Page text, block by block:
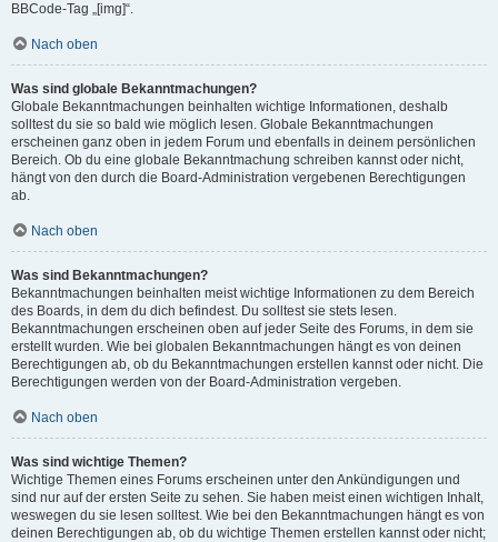
BBCode-Tag „[img]“.
Nach oben
Was sind globale Bekanntmachungen?
Globale Bekanntmachungen beinhalten wichtige Informationen, deshalb
solltest du sie so bald wie möglich lesen. Globale Bekanntmachungen
erscheinen ganz oben in jedem Forum und ebenfalls in deinem persönlichen
Bereich. Ob du eine globale Bekanntmachung schreiben kannst oder nicht,
hängt von den durch die Board-Administration vergebenen Berechtigungen
ab.
Nach oben
Was sind Bekanntmachungen?
Bekanntmachungen beinhalten meist wichtige Informationen zu dem Bereich
des Boards, in dem du dich befindest. Du solltest sie stets lesen.
Bekanntmachungen erscheinen oben auf jeder Seite des Forums, in dem sie
erstellt wurden. Wie bei globalen Bekanntmachungen hängt es von deinen
Berechtigungen ab, ob du Bekanntmachungen erstellen kannst oder nicht. Die
Berechtigungen werden von der Board-Administration vergeben.
Nach oben
Was sind wichtige Themen?
Wichtige Themen eines Forums erscheinen unter den Ankündigungen und
sind nur auf der ersten Seite zu sehen. Sie haben meist einen wichtigen Inhalt,
weswegen du sie lesen solltest. Wie bei den Bekanntmachungen hängt es von
deinen Berechtigungen ab, ob du wichtige Themen erstellen kannst oder nicht;